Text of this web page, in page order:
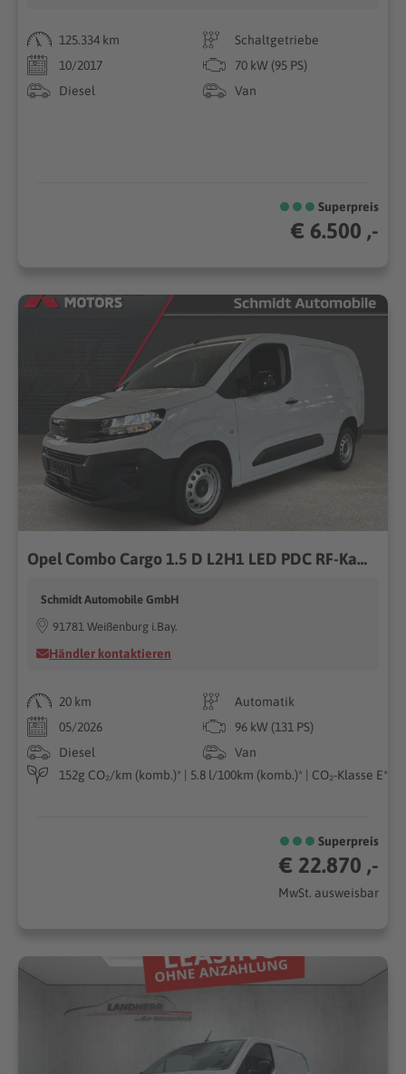
125.334 km
Schaltgetriebe
10/2017
70 kW (95 PS)
Diesel
Van
Superpreis
€ 6.500 ,-
Opel Combo Cargo 1.5 D L2H1 LED PDC RF-Kam Holzboden
Schmidt Automobile GmbH
91781 Weißenburg i.Bay.
Händler kontaktieren
20 km
Automatik
05/2026
96 kW (131 PS)
Diesel
Van
152g CO₂/km (komb.)* | 5.8 l/100km (komb.)* | CO₂-Klasse E*
Superpreis
€ 22.870 ,-
MwSt. ausweisbar